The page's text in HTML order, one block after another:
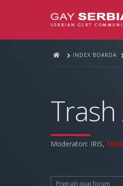
INDEX BOARDA
Moderatori: IRIS,